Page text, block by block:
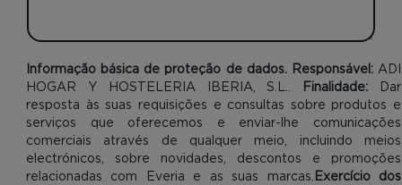
Informação básica de proteção de dados. Responsável:ADI
HOGAR Y HOSTELERIA IBERIA, S.L..
Finalidade: Dar
resposta às suas requisições e consultas sobre produtos e
serviços que oferecemos e enviar-lhe comunicações
comerciais através de qualquer meio, incluindo meios
electrónicos, sobre novidades, descontos e promoções
relacionadas com Everia e as suas marcas. Exercício dos